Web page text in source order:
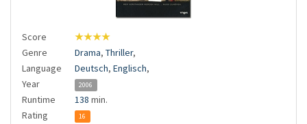
Score
★★★★
Genre
Drama, Thriller,
Language
Deutsch, Englisch,
Year
2006
Runtime 138 min.
Rating
16